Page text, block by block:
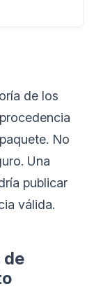
de los
No
Una
publicar
válida.
de